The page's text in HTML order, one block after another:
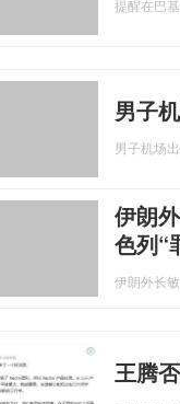
提醒在巴
男子
男子机场
伊朗
色列“
伊朗外长
王腾